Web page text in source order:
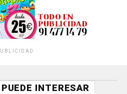
INTERESAR